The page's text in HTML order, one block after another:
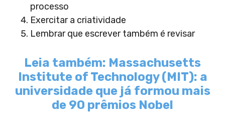
processo
Exercitar a criatividade
Lembrar que escrever também é revisar
Leia também: Massachusetts
Institute of Technology (MIT): a
universidade que já formou mais
de 90 prêmios Nobel